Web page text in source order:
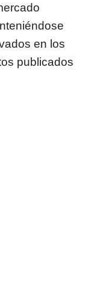
en los
publicados